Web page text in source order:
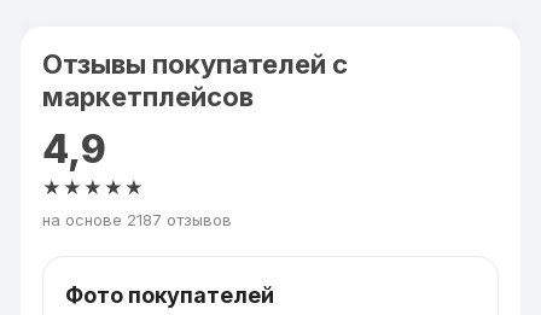
Отзывы покупателей с
маркетплейсов
4,9
★★★★★
на основе 2187 отзывов
Фото покупателей